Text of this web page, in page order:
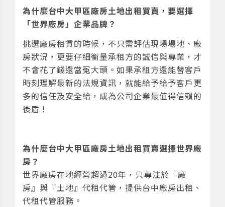
為什麼台中大甲區廠房土地出租買賣，要選擇
「世界廠房」企業品牌？
挑選廠房租賃的時候，不只需評估現場場地、廠
房狀況，更要仔細衡量承租方的誠信與專業，才
不會花了錢還當冤大頭。如果承租方還能替客戶
時刻理解最新的法規資訊，就能給予給予客戶更
多的信任及安全給，成為公司企業最值得信賴的
後盾！
為什麼台中大甲區廠房土地出租買賣選擇世界廠
房？
世界廠房在地經營超過20年，只專注於『廠
房』與『土地』代租代管，提供台中廠房出租、
代租代管服務。